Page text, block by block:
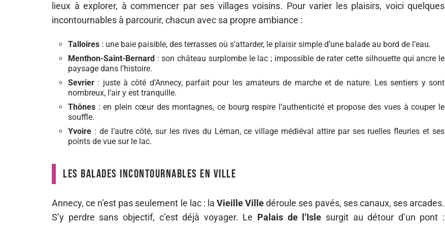
lieux à explorer, à commencer par ses villages voisins. Pour varier les plaisirs, voici quelques
incontournables à parcourir, chacun avec sa propre ambiance :
Talloires : une baie paisible, des terrasses où s’attarder, le plaisir simple d’une balade au bord de l’eau.
Menthon-Saint-Bernard : son château surplombe le lac ; impossible de rater cette silhouette qui ancre le
paysage dans l’histoire.
Sevrier : juste à côté d’Annecy, parfait pour les amateurs de marche et de nature. Les sentiers y sont
nombreux, l’air y est tranquille.
Thônes : en plein cœur des montagnes, ce bourg respire l’authenticité et propose des vues à couper le
souffle.
Yvoire : de l’autre côté, sur les rives du Léman, ce village médiéval attire par ses ruelles fleuries et ses
points de vue sur le lac.
Les balades incontournables en ville
Annecy, ce n’est pas seulement le lac : laVieille Villedéroule ses pavés, ses canaux, ses arcades.
S’y perdre sans objectif, c’est déjà voyager. Le Palais de l’Isle surgit au détour d’un pont :